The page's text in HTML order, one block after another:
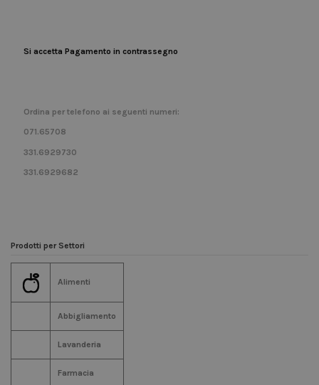
Si accetta Pagamento in contrassegno
Ordina per telefono ai seguenti numeri:
071.65708
331.6929730
331.6929682
Prodotti per Settori
Alimenti
Abbigliamento
Lavanderia
Farmacia